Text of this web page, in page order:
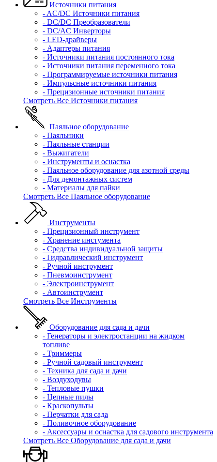
Источники питания
- AC/DC Источники питания
- DC/DC Преобразователи
- DC/AC Инверторы
- LED-драйверы
- Адаптеры питания
- Источники питания постоянного тока
- Источники питания переменного тока
- Программируемые источники питания
- Импульсные источники питания
- Прецизионные источники питания
Смотреть Все Источники питания
Паяльное оборудование
- Паяльники
- Паяльные станции
- Выжигатели
- Инструменты и оснастка
- Паяльное оборудование для азотной среды
- Для демонтажных систем
- Материалы для пайки
Смотреть Все Паяльное оборудование
Инструменты
- Прецизионный инструмент
- Хранение инстумента
- Средства индивидуальной защиты
- Гидравлический инструмент
- Ручной инструмент
- Пневмоинструмент
- Электроинструмент
- Автоинструмент
Смотреть Все Инструменты
Оборудование для сада и дачи
- Генераторы и электростанции на жидком
топливе
- Триммеры
- Ручной садовый инструмент
- Техника для сада и дачи
- Воздуходувы
- Тепловые пушки
- Цепные пилы
- Краскопульты
- Перчатки для сада
- Поливочное оборудование
- Аксессуары и оснастка для садового инструмента
Смотреть Все Оборудование для сада и дачи